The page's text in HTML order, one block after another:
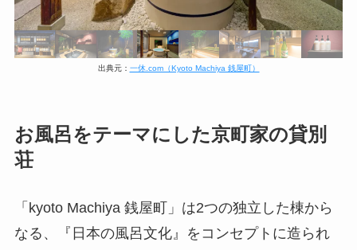
出典元： 一休.com（Kyoto Machiya 銭屋町）
お風呂をテーマにした京町家の貸別
荘
「kyoto Machiya 銭屋町」は2つの独立した棟から
なる、『日本の風呂文化』をコンセプトに造られ